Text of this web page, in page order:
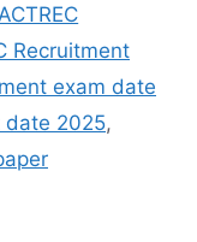
ACTREC
Recruitment
exam date
date 2025,